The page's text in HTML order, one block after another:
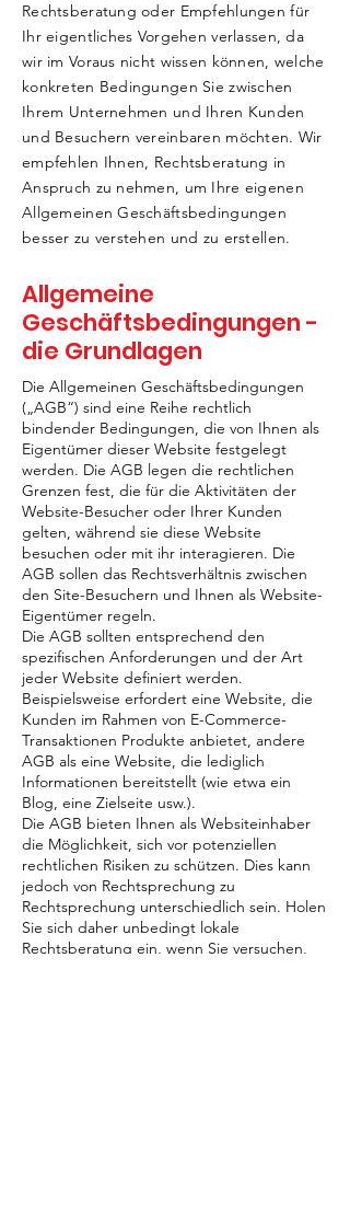
Rechtsberatung oder Empfehlungen für
Ihr eigentliches Vorgehen verlassen, da
wir im Voraus nicht wissen können, welche
konkreten Bedingungen Sie zwischen
Ihrem Unternehmen und Ihren Kunden
und Besuchern vereinbaren möchten. Wir
empfehlen Ihnen, Rechtsberatung in
Anspruch zu nehmen, um Ihre eigenen
Allgemeinen Geschäftsbedingungen
besser zu verstehen und zu erstellen.
Allgemeine
Geschäftsbedingungen -
die Grundlagen
Die Allgemeinen Geschäftsbedingungen
(„AGB“) sind eine Reihe rechtlich
bindender Bedingungen, die von Ihnen als
Eigentümer dieser Website festgelegt
werden. Die AGB legen die rechtlichen
Grenzen fest, die für die Aktivitäten der
Website-Besucher oder Ihrer Kunden
gelten, während sie diese Website
besuchen oder mit ihr interagieren. Die
AGB sollen das Rechtsverhältnis zwischen
den Site-Besuchern und Ihnen als Website-
Eigentümer regeln.
Die AGB sollten entsprechend den
spezifischen Anforderungen und der Art
jeder Website definiert werden.
Beispielsweise erfordert eine Website, die
Kunden im Rahmen von E-Commerce-
Transaktionen Produkte anbietet, andere
AGB als eine Website, die lediglich
Informationen bereitstellt (wie etwa ein
Blog, eine Zielseite usw.).
Die AGB bieten Ihnen als Websiteinhaber
die Möglichkeit, sich vor potenziellen
rechtlichen Risiken zu schützen. Dies kann
jedoch von Rechtsprechung zu
Rechtsprechung unterschiedlich sein. Holen
Sie sich daher unbedingt lokale
Rechtsberatung ein, wenn Sie versuchen,